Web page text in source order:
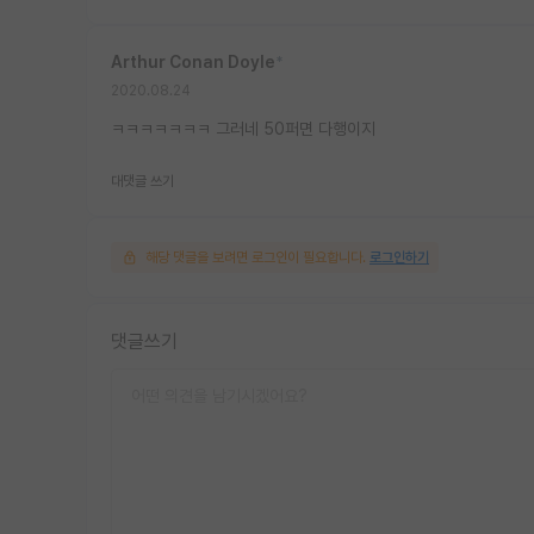
Arthur Conan Doyle
ㅋㅋㅋㅋㅋㅋㅋ 그러네 50퍼면 다행이지
대댓글 쓰기
해당 댓글을 보려면 로그인이 필요합니다. 로그인하기
댓글쓰기